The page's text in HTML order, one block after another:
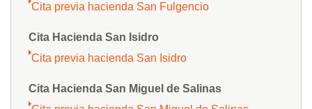
Cita previa hacienda San Fulgencio
Cita Hacienda San Isidro
Cita previa hacienda San Isidro
Cita Hacienda San Miguel de Salinas